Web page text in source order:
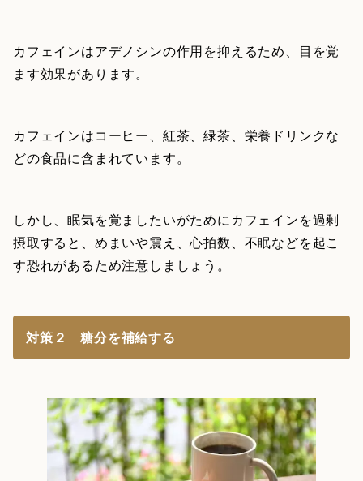
カフェインはアデノシンの作用を抑えるため、目を覚
ます効果があります。
カフェインはコーヒー、紅茶、緑茶、栄養ドリンクな
どの食品に含まれています。
しかし、眠気を覚ましたいがためにカフェインを過剰
摂取すると、めまいや震え、心拍数、不眠などを起こ
す恐れがあるため注意しましょう。
対策２ 糖分を補給する